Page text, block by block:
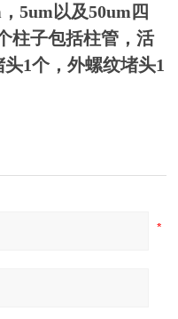
5um以及50um四
柱子包括柱管，活
1个，外螺纹堵头1